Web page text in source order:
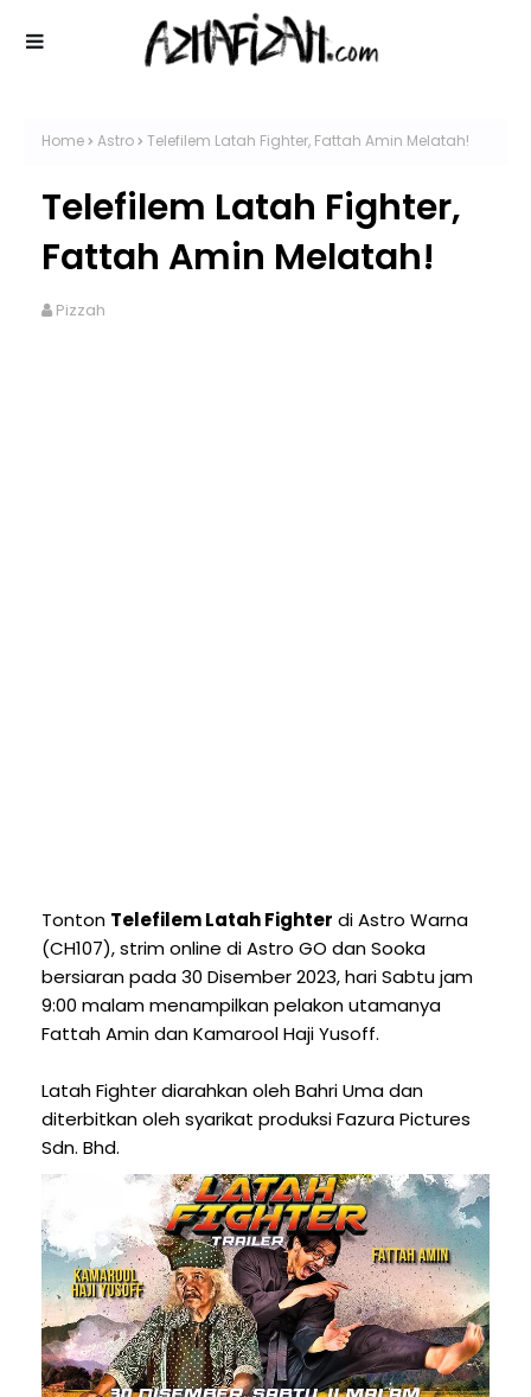
Home Astro Telefilem Latah Fighter, Fattah Amin Melatah!
Telefilem Latah Fighter,
Fattah Amin Melatah!
Pizzah
Tonton Telefilem Latah Fighter di Astro Warna
(CH107), strim online di Astro GO dan Sooka
bersiaran pada 30 Disember 2023, hari Sabtu jam
9:00 malam menampilkan pelakon utamanya
Fattah Amin dan Kamarool Haji Yusoff.
Latah Fighter diarahkan oleh Bahri Uma dan
diterbitkan oleh syarikat produksi Fazura Pictures
Sdn. Bhd.